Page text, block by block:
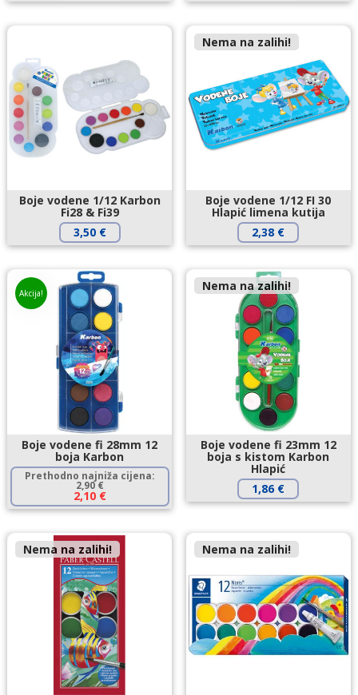
Boje vodene 1/12 Karbon
Fi28 & Fi39
3,50 €
Nema na zalihi!
Boje vodene 1/12 FI 30
Hlapić limena kutija
2,38 €
Boje vodene fi 28mm 12
boja Karbon
Prethodno najniža cijena:
2,90€
2,10 €
Akcija! Nema na zalihi!
Boje vodene fi 23mm 12
boja s kistom Karbon
Hlapić
1,86 €
Nema na zalihi! Nema na zalihi!